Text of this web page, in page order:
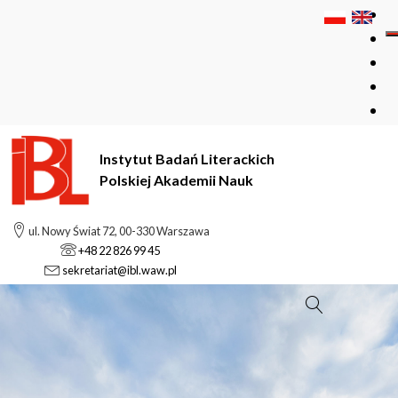
Instytut Badań Literackich
Polskiej Akademii Nauk
ul. Nowy Świat 72, 00-330 Warszawa
+48 22 826 99 45
sekretariat@ibl.waw.pl
Szukaj